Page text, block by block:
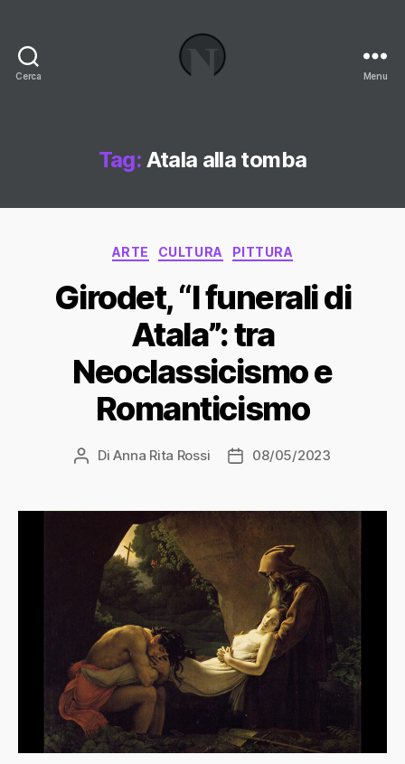
Cerca
Blog
Menu
Tag: Atala alla tomba
Categorie
ARTE CULTURA PITTURA
Girodet, “I funerali di
Atala”: tra
Neoclassicismo e
Romanticismo
Autore
DiAnna Rita Rossi
Data08/05/2023